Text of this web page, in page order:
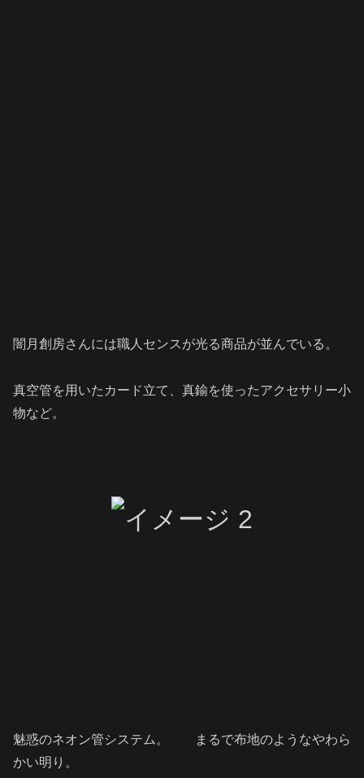
闇月創房さんには職人センスが光る商品が並んでいる。
真空管を用いたカード立て、真鍮を使ったアクセサリー小
物など。
魅惑のネオン管システム。
まるで布地のようなやわら
かい明り。